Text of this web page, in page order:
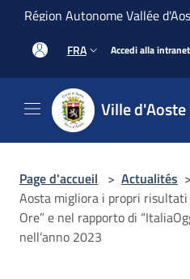
Salta al contenuto principale
Région Autonome Vallée
FRA Accedi alla intranet
Ville d'Aoste
Page d'accueil > Actualités >
Aosta migliora i propri risultati
Ore” e nel rapporto di
nell’anno 2023